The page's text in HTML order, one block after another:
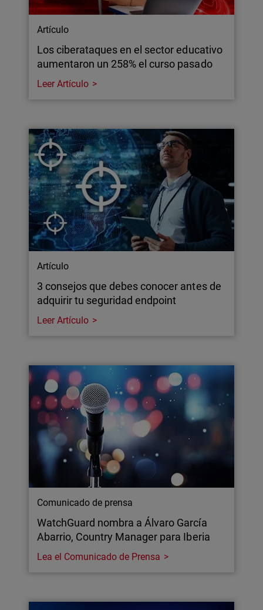
Artículo
Los ciberataques en el sector educativo
aumentaron un 258% el curso pasado
Leer Artículo
Artículo
3 consejos que debes conocer antes de
adquirir tu seguridad endpoint
Leer Artículo
Comunicado de prensa
WatchGuard nombra a Álvaro García
Abarrio, Country Manager para Iberia
Lea el Comunicado de Prensa